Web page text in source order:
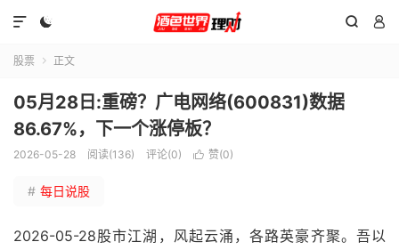
  

股票  正文
05月28日:重磅？广电网络(600831)数据
86.67%，下一个涨停板？
2026-05-28 阅读(136) 评论(0)  赞(0)
# 每日说股
2026-05-28股市江湖，风起云涌，各路英豪齐聚。吾以